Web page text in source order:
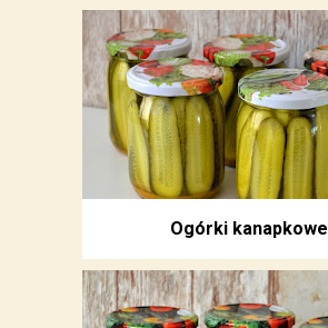
Ogórki kanapkowe